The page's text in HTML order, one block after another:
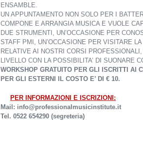
ENSAMBLE.
UN APPUNTAMENTO NON SOLO PER I
COMPONE E ARRANGIA MUSICA E VUOLE
DUE STRUMENTI, UN’OCCASIONE PER
STAFF PMI, UN’OCCASIONE PER VISITARE
RELATIVE AI NOSTRI CORSI
LIVELLO CON LA POSSIBILITA’ DI SUONARE
WORKSHOP GRATUITO PER GLI ISCRITTI AI
PER GLI ESTERNI IL COSTO E’ DI € 10.
PER INFORMAZIONI E ISCRIZIONI:
Mail: info@professionalmusicinstitute.it
Tel. 0522 654290 (segreteria)